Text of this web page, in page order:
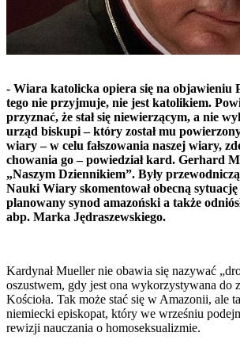
- Wiara katolicka opiera się na objawieniu
tego nie przyjmuje, nie jest katolikiem.
przyznać, że stał się niewierzącym, a nie
urząd biskupi – który został mu
wiary – w celu fałszowania naszej wiary,
chowania go – powiedział kard. Gerhard
„Naszym Dziennikiem”. Były
Nauki Wiary skomentował obecną sytuację
planowany synod amazoński a także
abp. Marka Jędraszewskiego.
Kardynał Mueller nie obawia się nazywać
oszustwem, gdy jest ona wykorzystywana do
Kościoła. Tak może stać się w Amazonii, ale
niemiecki episkopat, który we wrześniu
rewizji nauczania o homoseksualizmie.